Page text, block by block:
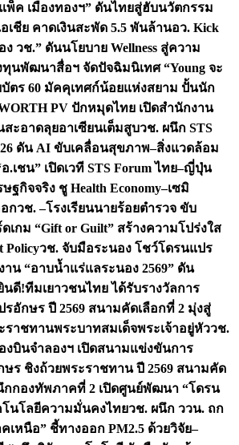
พ็ค เมืองทองฯ” ดันไทยสู่ฮับนวัตกรรม
เชีย คาดเงินสะพัด 5.5 พันล้านอว. Kick
ง วช.” ดันนโยบาย Wellness สู่ความ
ทุนพัฒนาสื่อฯ จัดปัจฉิมนิเทศ “Young จะ
บัตร 60 มัคคุเทศก์น้อยแห่งสยาม ปั้นนัก
PV ปักหมุดไทย เปิดสำนักงาน
ะอาดลุยอาเซียนเต็มสูบวช. ผนึก STS
ดัน AI ขับเคลื่อนสุขภาพ–สิ่งแวดล้อม
อ.เชน” เปิดเวที STS Forum ไทย–ญี่ปุ่น
ฐกิจจริง ชู Health Economy–เซมิ
กวช. –โรงเรียนนายร้อยตำรวจ ขับ
เกม “Gift or Guilt” สร้างความโปร่งใส
Policyวช. จับมือระนอง โชว์โดรนแปร
น “อาบน้ำแร่แลระนอง 2569” ดัน
นดี!ทีมเยาวชนไทย ได้รับรางวัลการ
อักษร ปี 2569 สนามคัดเลือกที่ 2 มุ่งสู่
ราชทานพระบาทสมเด็จพระเจ้าอยู่หัววช.
บินจำลองฯ เปิดสนามแข่งขันการ
ร ชิงถ้วยพระราชทาน ปี 2569 สนามคัด
กกองทัพภาคที่ 2 เปิดศูนย์พัฒนา “โดรน
โนโลยีความมั่นคงไทยวช. ผนึก ววน. ถก
หนือ” ชี้ทางออก PM2.5 ด้วยวิจัย–